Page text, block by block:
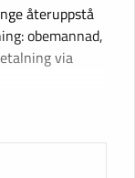
återuppstå
obemannad,
via